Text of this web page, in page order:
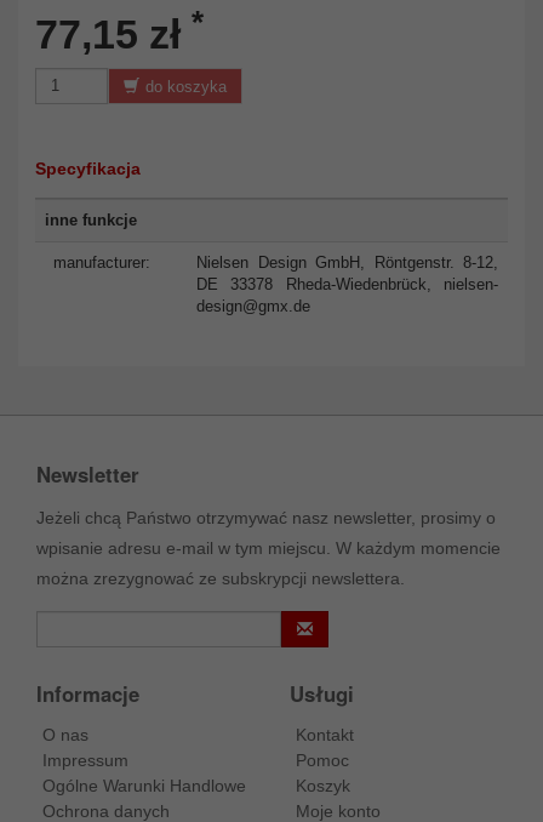
77,15 zł *
do koszyka
Specyfikacja
inne funkcje
manufacturer:
Nielsen Design GmbH, Röntgenstr. 8-12,
DE 33378 Rheda-Wiedenbrück, nielsen-
design@gmx.de
Newsletter
Jeżeli chcą Państwo otrzymywać nasz newsletter, prosimy o
wpisanie adresu e-mail w tym miejscu. W każdym momencie
można zrezygnować ze subskrypcji newslettera.
Informacje
O nas
Impressum
Ogólne Warunki Handlowe
Ochrona danych
Usługi
Kontakt
Pomoc
Koszyk
Moje konto